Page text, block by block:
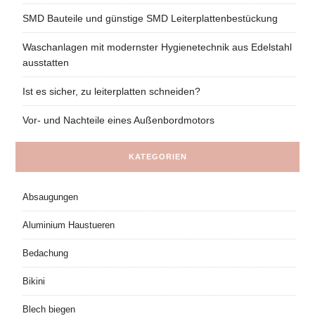
SMD Bauteile und günstige SMD Leiterplattenbestückung
Waschanlagen mit modernster Hygienetechnik aus Edelstahl
ausstatten
Ist es sicher, zu leiterplatten schneiden?
Vor- und Nachteile eines Außenbordmotors
KATEGORIEN
Absaugungen
Aluminium Haustueren
Bedachung
Bikini
Blech biegen